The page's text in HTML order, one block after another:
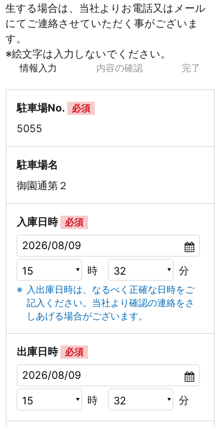
生する場合は、当社よりお電話又はメール
にてご連絡させていただく事がございま
す。
※絵文字は入力しないでください。
情報入力 内容の確認 完了
駐車場No. 必須
5055
駐車場名
御園通第２
入庫日時 必須
時 分
入出庫日時は、なるべく正確な日時をご
記入ください。 当社より確認の連絡をさ
しあげる場合がございます。
出庫日時 必須
時 分